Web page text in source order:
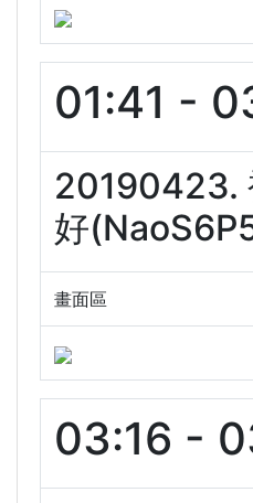
01:41 -
20190423.
好
畫面區
03:16 -